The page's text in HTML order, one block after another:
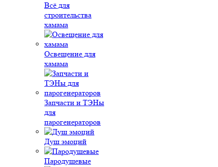
Всё для
строительства
хамама
Освещение для
хамама
Запчасти и ТЭНы
для
парогенераторов
Душ эмоций
Пародушевые